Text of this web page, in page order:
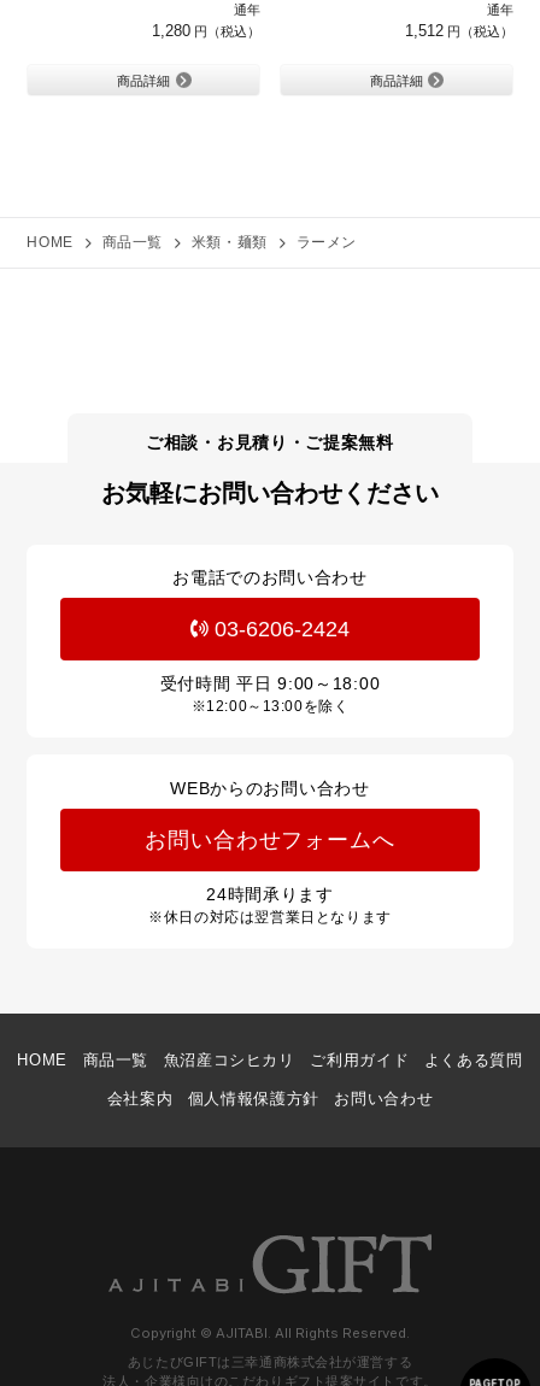
通年
1,280
商品詳細
通年
1,512
商品詳細
HOME 商品一覧 米類・麺類 ラーメン
お気軽にお問い合わせください
お電話でのお問い合わせ
03-6206-2424
受付時間 平日9:00～18:00
※12:00～13:00を除く
WEBからのお問い合わせ
お問い合わせフォームへ
24時間承ります
※休日の対応は翌営業日となります
HOME 商品一覧 魚沼産コシヒカリ ご利用ガイド よくある質問
会社案内 個人情報保護方針 お問い合わせ
Copyright © AJITABI. All Rights Reserved.
あじたびGIFTは三幸通商株式会社が運営する
法人・企業様向けのこだわりギフト提案サイトです。